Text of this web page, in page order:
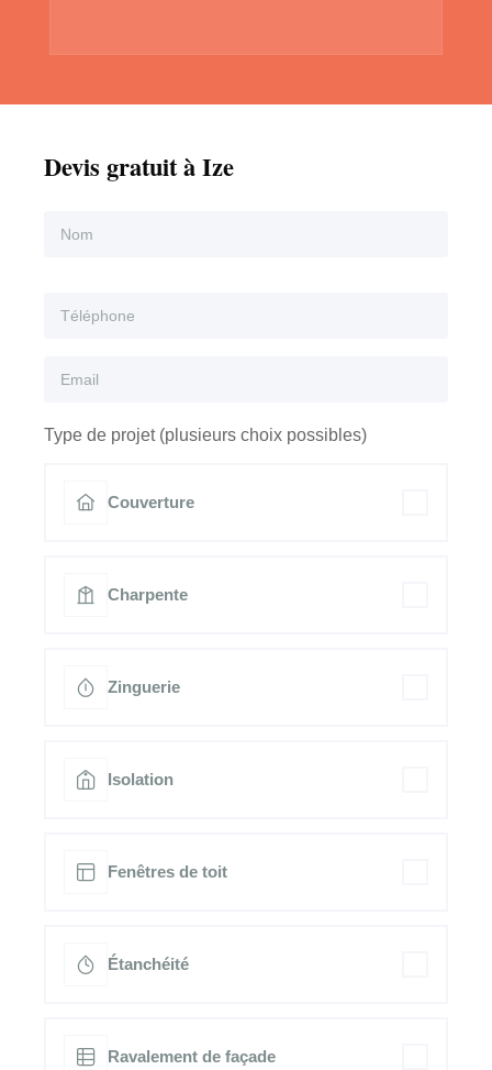
Devis gratuit à Ize
Type de projet (plusieurs choix possibles)
Couverture
Charpente
Zinguerie
Isolation
Fenêtres de toit
Étanchéité
Ravalement de façade